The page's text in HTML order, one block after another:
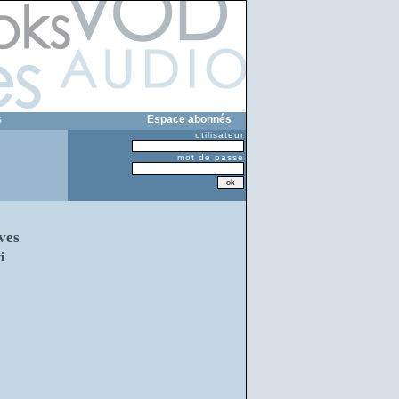
Espace abonnés
utilisateur
mot de passe